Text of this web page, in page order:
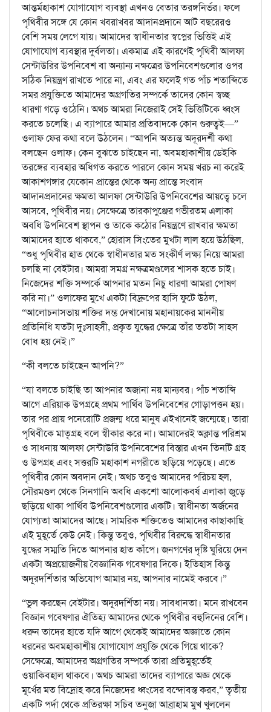
আন্তর্মহাকাশ যোগাযোগ ব্যবস্থা এখনও বেতার তরঙ্গনির্ভর। ফলে
পৃথিবীর সঙ্গে যে কোন খবরাখবর আদানপ্রদানে আট বছরেরও
বেশি সময় লেগে যায়। আমাদের স্বাধীনতার স্বপ্নের ভিত্তিই এই
যোগাযোগ ব্যবস্থার দুর্বলতা। একমাত্র এই কারণেই পৃথিবী আলফা
সেন্টাউরির উপনিবেশ বা অন্যান্য নক্ষত্রের উপনিবেশগুলোর ওপর
সঠিক নিয়ন্ত্রণ রাখতে পারে না, এবং এর ফলেই গত পাঁচ শতাব্দিতে
সমর প্রযুক্তিতে আমাদের অগ্রগতির সম্পর্কে তাদের কোন স্বচ্ছ
ধারণা গড়ে ওঠেনি। অথচ আমরা নিজেরাই সেই ভিত্তিটিকে ধ্বংস
করতে চলেছি। এ ব্যাপারে আমার প্রতিবাদকে কোন গুরুত্বই—”
ওলাফ ফের কথা বলে উঠলেন। “আপনি অত্যন্ত অদূরদর্শী কথা
বলছেন ওলাফ। কেন বুঝতে চাইছেন না, অবমহাকাশীয় ডেইকি
তরঙ্গের ব্যবহার অধিগত করতে পারলে কোন সময় খরচ না করেই
আকাশগঙ্গার যেকোন প্রান্তের থেকে অন্য প্রান্তে সংবাদ
আদানপ্রদানের ক্ষমতা আলফা সেন্টাউরি উপনিবেশের আয়ত্বে চলে
আসবে, পৃথিবীর নয়। সেক্ষেত্রে তারকাপুঞ্জের গভীরতম এলাকা
অবধি উপনিবেশ স্থাপন ও তাকে কঠোর নিয়ন্ত্রণে রাখবার ক্ষমতা
আমাদের হাতে থাকবে,” হোরাস সিংতের মুখটা লাল হয়ে উঠছিল,
“শুধু পৃথিবীর হাত থেকে স্বাধীনতার মত সংকীর্ণ লক্ষ্য নিয়ে আমরা
চলছি না বেইটার। আমরা সমগ্র নক্ষত্রমণ্ডলের শাসক হতে চাই।
নিজেদের শক্তি সম্পর্কে আপনার মতন নিচু ধারণা আমরা পোষণ
করি না।” ওলাফের মুখে একটা বিদ্রুপের হাসি ফুটে উঠল,
“আলোচনাসভায় শক্তির দম্ভ দেখানোয় মহানায়কের মাননীয়
প্রতিনিধি যতটা দুঃসাহসী, প্রকৃত যুদ্ধের ক্ষেত্রে তাঁর ততটা সাহস
বোধ হয় নেই।”
“কী বলতে চাইছেন আপনি?”
“যা বলতে চাইছি তা আপনার অজানা নয় মান্যবর। পাঁচ শতাব্দি
আগে এরিয়াক উপগ্রহে প্রথম পার্থিব উপনিবেশের গোড়াপত্তন হয়।
তার পর প্রায় পনেরোটি প্রজন্ম ধরে মানুষ এইখানেই জন্মেছে। তারা
পৃথিবীকে মাতৃগ্রহ বলে স্বীকার করে না। আমাদেরই অক্লান্ত পরিশ্রম
ও সাধনায় আলফা সেন্টাউরি উপনিবেশের বিস্তার এখন তিনটি গ্রহ
ও উপগ্রহ এবং সত্তরটি মহাকাশ নগরীতে ছড়িয়ে পড়েছে। এতে
পৃথিবীর কোন অবদান নেই। অথচ তবুও আমাদের পরিচয় হল,
সৌরমণ্ডল থেকে সিনগানি অবধি একশো আলোকবর্ষ এলাকা জুড়ে
ছড়িয়ে থাকা পার্থিব উপনিবেশগুলোর একটি। স্বাধীনতা অর্জনের
যোগ্যতা আমাদের আছে। সামরিক শক্তিতেও আমাদের কাছাকাছি
এই মুহূর্তে কেউ নেই। কিন্তু তবুও, পৃথিবীর বিরুদ্ধে স্বাধীনতার
যুদ্ধের সম্মতি দিতে আপনার হাত কাঁপে। জনগণের দৃষ্টি ঘুরিয়ে দেন
একটা অপ্রয়োজনীয় বৈজ্ঞানিক গবেষণার দিকে। ইতিহাস কিন্তু
অদূরদর্শিতার অভিযোগ আমার নয়, আপনার নামেই করবে।”
“ভুল করছেন বেইটার। অদূরদর্শিতা নয়। সাবধানতা। মনে রাখবেন
বিজ্ঞান গবেষণার ঐতিহ্য আমাদের থেকে পৃথিবীর বহুদিনের বেশি।
ধরুন তাদের হাতে যদি আগে থেকেই আমাদের অজ্ঞাতে কোন
ধরনের অবমহাকাশীয় যোগাযোগ প্রযুক্তি থেকে গিয়ে থাকে?
সেক্ষেত্রে, আমাদের অগ্রগতির সম্পর্কে তারা প্রতিমুহূর্তেই
ওয়াকিবহাল থাকবে। অথচ আমরা তাদের ব্যাপারে অজ্ঞ থেকে
মূর্খের মত বিদ্রোহ করে নিজেদের ধ্বংসের বন্দোবস্ত করব,” তৃতীয়
একটি পর্দা থেকে প্রতিরক্ষা সচিব তনুজা আব্রাহাম মুখ খুললেন